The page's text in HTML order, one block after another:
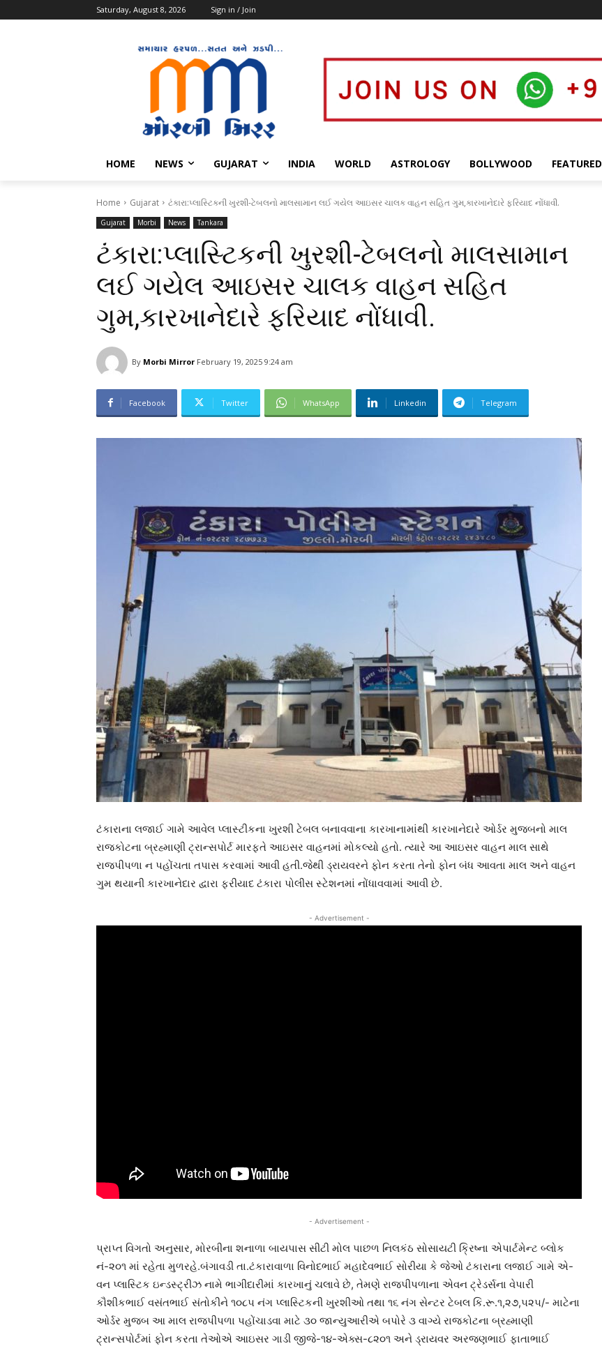
Saturday, August 8, 2026 Sign in / Join
HOME NEWS GUJARAT INDIA WORLD ASTROLOGY BOLLYWOOD FEATURED
Home Gujarat ટંકારા:પ્લાસ્ટિકની ખુરશી-ટેબલનો માલસામાન લઈ ગયેલ આઇસર ચાલક વાહન સહિત ગુમ,કારખાનેદારે ફરિયાદ નોંધાવી.
Gujarat Morbi News Tankara
ટંકારા:પ્લાસ્ટિકની ખુરશી-ટેબલનો માલસામાન
લઈ ગયેલ આઇસર ચાલક વાહન સહિત
ગુમ,કારખાનેદારે ફરિયાદ નોંધાવી.
By Morbi Mirror February 19, 2025 9:24 am
Facebook Twitter WhatsApp Linkedin Telegram
ટંકારાના લજાઈ ગામે આવેલ પ્લાસ્ટીકના ખુરશી ટેબલ બનાવવાના કારખાનામાંથી કારખાનેદારે ઓર્ડર મુજબનો માલ
રાજકોટના બ્રહ્માણી ટ્રાન્સપોર્ટ મારફતે આઇસર વાહનમાં મોકલ્યો હતો. ત્યારે આ આઇસર વાહન માલ સાથે
રાજપીપળા ન પહોંચતા તપાસ કરવામાં આવી હતી.જેથી ડ્રાયવરને ફોન કરતા તેનો ફોન બંધ આવતા માલ અને વાહન
ગુમ થયાની કારખાનેદાર દ્વારા ફરીયાદ ટંકારા પોલીસ સ્ટેશનમાં નોંધાવવામાં આવી છે.
- Advertisement -
- Advertisement -
પ્રાપ્ત વિગતો અનુસાર, મોરબીના શનાળા બાયપાસ સીટી મોલ પાછળ નિલકંઠ સોસાયટી ક્રિષ્ના એપાર્ટમેન્ટ બ્લોક
નં-૨૦૧ માં રહેતા મુળરહે.બંગાવડી તા.ટંકારાવાળા વિનોદભાઈ મહાદેવભાઈ સોરીયા કે જેઓ ટંકારાના લજાઈ ગામે એ-
વન પ્લાસ્ટિક ઇન્ડસ્ટ્રીઝ નામે ભાગીદારીમાં કારખાનું ચલાવે છે, તેમણે રાજપીપળાના એવન ટ્રેડર્સના વેપારી
કૌશીકભાઈ વસંતભાઈ સંતોકીને ૧૦૮૫ નંગ પ્લાસ્ટિકની ખુરશીઓ તથા ૧૬ નંગ સેન્ટર ટેબલ કિ.રૂ.૧,૨૭,૫૨૫/- માટેના
ઓર્ડર મુજબ આ માલ રાજપીપળા પહોંચાડવા માટે ૩૦ જાન્યુઆરીએ બપોરે ૩ વાગ્યે રાજકોટના બ્રહ્માણી
ટ્રાન્સપોર્ટમાં ફોન કરતા તેઓએ આઇસર ગાડી જીજે-૧૪-એક્સ-૮૨૦૧ અને ડ્રાયવર અરજણભાઈ ફાતાભાઈ